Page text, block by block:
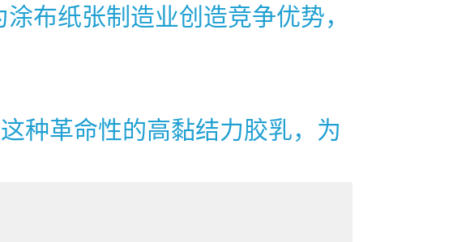
布纸张制造业创造竞争优势，
种革命性的高黏结力胶乳，为